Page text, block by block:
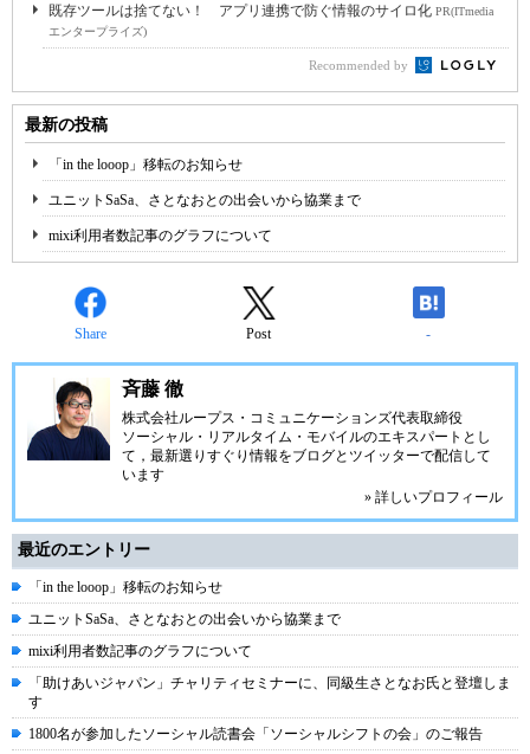
既存ツールは捨てない！ アプリ連携で防ぐ情報のサイロ化 PR(ITmedia
エンタープライズ)
Recommended by
最新の投稿
「in the looop」移転のお知らせ
ユニットSaSa、さとなおとの出会いから協業まで
mixi利用者数記事のグラフについて
Share Post -
斉藤 徹
株式会社ループス・コミュニケーションズ代表取締役
ソーシャル・リアルタイム・モバイルのエキスパートとし
て，最新選りすぐり情報をブログとツイッターで配信して
います
» 詳しいプロフィール
最近のエントリー
「in the looop」移転のお知らせ
ユニットSaSa、さとなおとの出会いから協業まで
mixi利用者数記事のグラフについて
「助けあいジャパン」チャリティセミナーに、同級生さとなお氏と登壇しま
す
1800名が参加したソーシャル読書会「ソーシャルシフトの会」のご報告